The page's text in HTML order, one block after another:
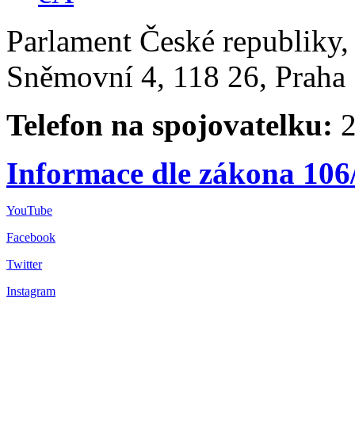
Parlament České
Sněmovní 4, 118 26,
Telefon na spojovatelku:
Informace dle zákona
YouTube
Facebook
Twitter
Instagram